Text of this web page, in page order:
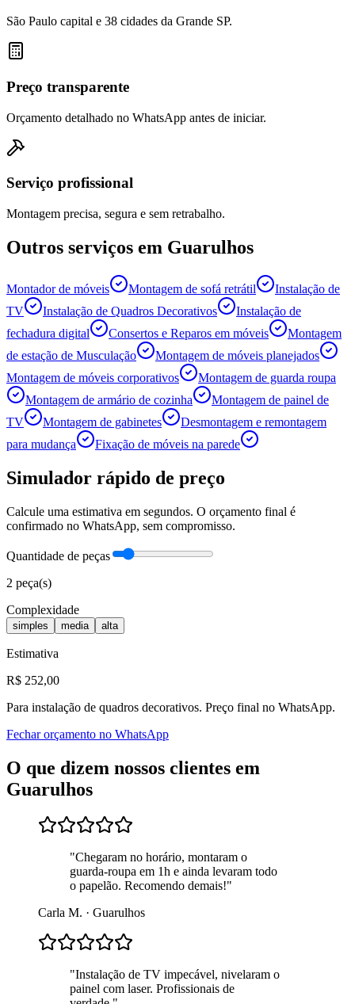
São Paulo capital e 38 cidades da Grande SP.
Preço transparente
Orçamento detalhado no WhatsApp antes de iniciar.
Serviço profissional
Montagem precisa, segura e sem retrabalho.
Outros serviços em Guarulhos
Montador de móveis Montagem de sofá retrátil
Instalação de
TV
Instalação de Quadros Decorativos
Instalação de
fechadura digital
Consertos e Reparos em móveis
Montagem
de estação de Musculação
Montagem de móveis planejados
Montagem de móveis corporativos
Montagem de guarda roupa
Montagem de armário de cozinha
Montagem de painel de
TV
Montagem de gabinetes
Desmontagem e remontagem
para mudança
Fixação de móveis na parede
Simulador rápido de preço
Calcule uma estimativa em segundos. O orçamento final é
confirmado no WhatsApp, sem compromisso.
Quantidade de peças
2 peça(s)
Complexidade
simples media alta
Estimativa
R$ 252,00
Para instalação de quadros decorativos. Preço final no WhatsApp.
Fechar orçamento no WhatsApp
O que dizem nossos clientes em
Guarulhos
"Chegaram no horário, montaram o
guarda-roupa em 1h e ainda levaram todo
o papelão. Recomendo demais!"
Carla M. · Guarulhos
"Instalação de TV impecável, nivelaram o
painel com laser. Profissionais de